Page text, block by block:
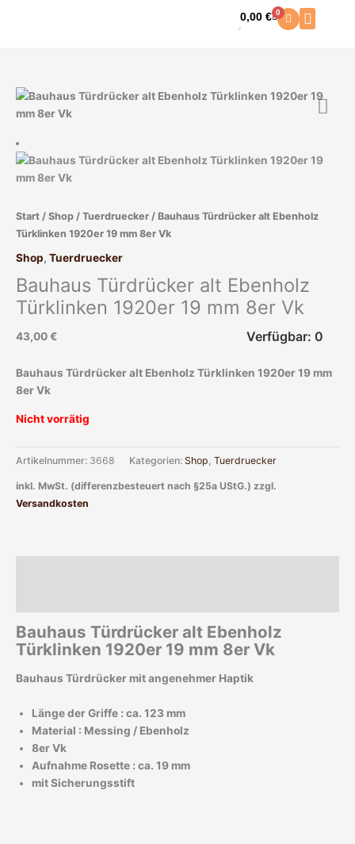
0,00€ 0
Warenkorb
Start / Shop / Tuerdruecker / Bauhaus Türdrücker alt Ebenholz
Türklinken 1920er 19 mm 8er Vk
Shop, Tuerdruecker
Bauhaus Türdrücker alt Ebenholz
Türklinken 1920er 19 mm 8er Vk
43,00€ Verfügbar: 0
Bauhaus Türdrücker alt Ebenholz Türklinken 1920er 19 mm
8er Vk
Nicht vorrätig
Artikelnummer: 3668 Kategorien: Shop, Tuerdruecker
inkl. MwSt. (differenzbesteuert nach §25a UStG.) zzgl.
Versandkosten
Bauhaus Türdrücker alt Ebenholz
Türklinken 1920er 19 mm 8er Vk
Bauhaus Türdrücker mit angenehmer Haptik
Länge der Griffe : ca. 123 mm
Material : Messing / Ebenholz
8er Vk
Aufnahme Rosette : ca. 19 mm
mit Sicherungsstift